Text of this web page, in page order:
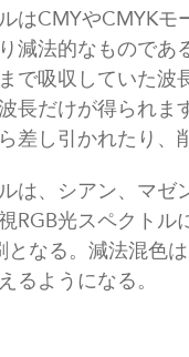
はCMYやCMYK
減法的なもので
で吸収していた波
長だけが得られま
差し引かれたり、
は、シアン、マゼ
RGB光スペクト
となる。減法混色
るようになる。